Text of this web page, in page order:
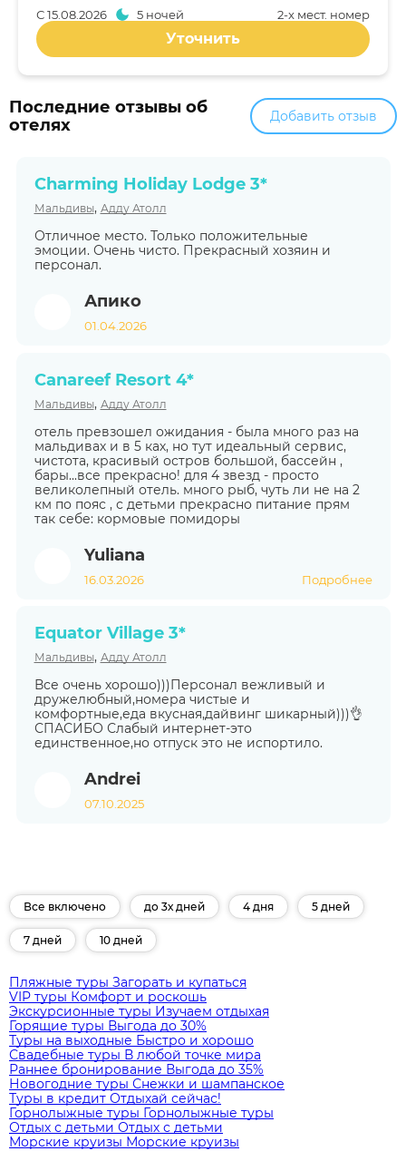
2-x мест. номер
С15.08.2026 5 ночей
Уточнить
Последние отзывы об
отелях
Добавить отзыв
Charming Holiday Lodge 3*
Мальдивы, Адду Атолл
Отличное место. Только положительные
эмоции. Очень чисто. Прекрасный хозяин и
персонал.
Апико
01.04.2026
Canareef Resort 4*
Мальдивы, Адду Атолл
отель превзошел ожидания - была много раз на
мальдивах и в 5 ках, но тут идеальный сервис,
чистота, красивый остров большой, бассейн ,
бары...все прекрасно! для 4 звезд - просто
великолепный отель. много рыб, чуть ли не на 2
км по пояс , с детьми прекрасно питание прям
так себе: кормовые помидоры
Yuliana
16.03.2026 Подробнее
Equator Village 3*
Мальдивы, Адду Атолл
Все очень хорошо)))Персонал вежливый и
дружелюбный,номера чистые и
комфортные,еда вкусная,дайвинг шикарный)))👌
СПАСИБО Слабый интернет-это
единственное,но отпуск это не испортило.
Andrei
07.10.2025
Все включено до 3х дней 4 дня 5 дней
7 дней 10 дней
Пляжные туры Загорать и купаться
VIP туры Комфорт и роскошь
Экскурсионные туры Изучаем отдыхая
Горящие туры Выгода до 30%
Туры на выходные Быстро и хорошо
Свадебные туры В любой точке мира
Раннее бронирование Выгода до 35%
Новогодние туры Снежки и шампанское
Туры в кредит Отдыхай сейчас!
Горнолыжные туры Горнолыжные туры
Отдых с детьми Отдых с детьми
Морские круизы Морские круизы